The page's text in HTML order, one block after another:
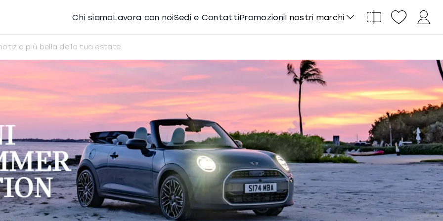
Chi siamoLavora con noiSedi e ContattiPromozioniI nostri marchi
notizia più bella della tua estate.